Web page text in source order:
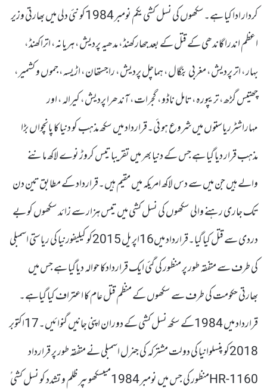
کردار ادا کیا ہے۔سکھوں کی نسل کشی یکم نومبر 1984کو نئی دلی میں بھارتی وزیر
اعظم اندرا گاندھی کے قتل کے بعد جھارکھنڈ، مدھیہ پردیش، ہریانہ، اتراکھنڈ،
بہار، اتر پردیش، مغربی بنگال، ہماچل پردیش، راجستھان، اڑیسہ، جموں و کشمیر،
چھتیس گڑھ، تریپورہ، تامل ناڈو، گجرات، آندھرا پردیش، کیرالہ، اور
مہاراشٹرریاستوں میں شروع ہو ئی۔قرارداد میں سکھ مذہب کو دنیا کا پانچواں بڑا
مذہب قرار دیا گیا ہے جس کے دنیا بھر میں تقریبا تیس کروڑ نوے لاکھ ماننے
والے ہیں جن میں سے دس لاکھ امریکہ میں مقیم ہیں۔قرارداد کے مطابق تین دن
تک جاری رہنے والی سکھوں کی نسل کشی میں تیس ہزار سے زائد سکھوں کو بے
دردی سے قتل کیا گیا۔قرارداد میں16اپریل 2015کو کیلیفورنیا کی ریاستی اسمبلی
کی طرف سے متفقہ طور پر منظور کی گئی ایک قراردادکا حوالہ دیاگیا ہے جس میں
بھارتی حکومت کی طرف سے سکھوں کے منظم قتل عام کا اعتراف کیا گیاہے۔
قرارداد میں 1984کے سکھ نسل کشی کے دوران اپنی جانیں گنوائیں۔17اکتوبر
2018کو پنسلوانیا کی دولت مشترکہ کی جنرل اسمبلی نے متفقہ طور پر قرارداد
HR-1160منظور کی جس میں نومبر 1984میںسکھوںپر ظلم و تشدد کو نسل کشی ُ